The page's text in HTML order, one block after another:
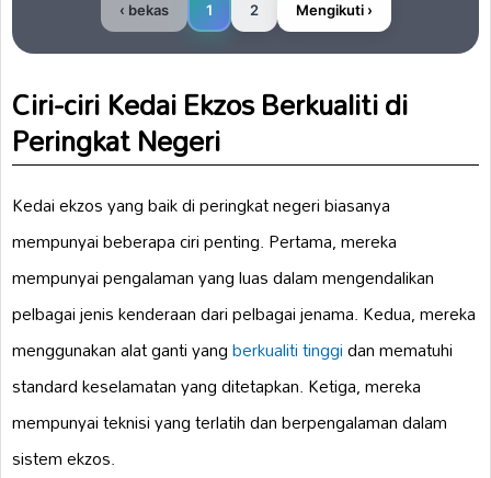
‹ bekas 1 2 Mengikuti ›
Ciri-ciri Kedai Ekzos Berkualiti di
Peringkat Negeri
Kedai ekzos yang baik di peringkat negeri biasanya
mempunyai beberapa ciri penting. Pertama, mereka
mempunyai pengalaman yang luas dalam mengendalikan
pelbagai jenis kenderaan dari pelbagai jenama. Kedua, mereka
menggunakan alat ganti yangberkualiti tinggidan mematuhi
standard keselamatan yang ditetapkan. Ketiga, mereka
mempunyai teknisi yang terlatih dan berpengalaman dalam
sistem ekzos.